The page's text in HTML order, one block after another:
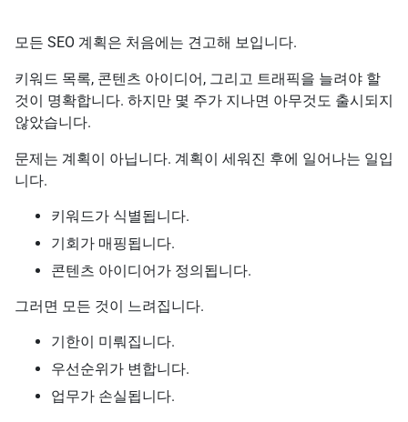
모든 SEO 계획은 처음에는 견고해 보입니다.
키워드 목록, 콘텐츠 아이디어, 그리고 트래픽을 늘려야 할
것이 명확합니다. 하지만 몇 주가 지나면 아무것도 출시되지
않았습니다.
문제는 계획이 아닙니다. 계획이 세워진 후에 일어나는 일입
니다.
키워드가 식별됩니다.
기회가 매핑됩니다.
콘텐츠 아이디어가 정의됩니다.
그러면 모든 것이 느려집니다.
기한이 미뤄집니다.
우선순위가 변합니다.
업무가 손실됩니다.